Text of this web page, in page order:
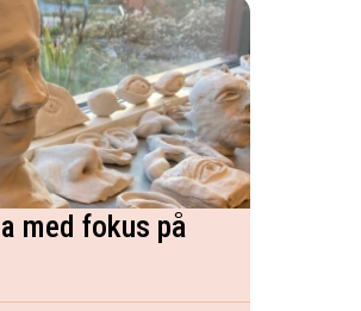
med fokus på